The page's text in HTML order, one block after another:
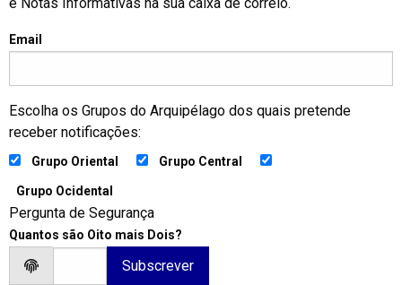
Email
Escolha os Grupos do Arquipélago dos quais pretende
receber notificações:
Grupo Oriental Grupo Central
Grupo Ocidental
Pergunta de Segurança
Quantos são Oito mais Dois?